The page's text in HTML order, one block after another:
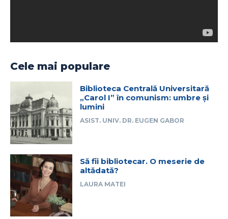
Cele mai populare
Biblioteca Centrală Universitară
„Carol I” în comunism: umbre și
lumini
ASIST. UNIV. DR. EUGEN GABOR
Să fii bibliotecar. O meserie de
altădată?
LAURA MATEI